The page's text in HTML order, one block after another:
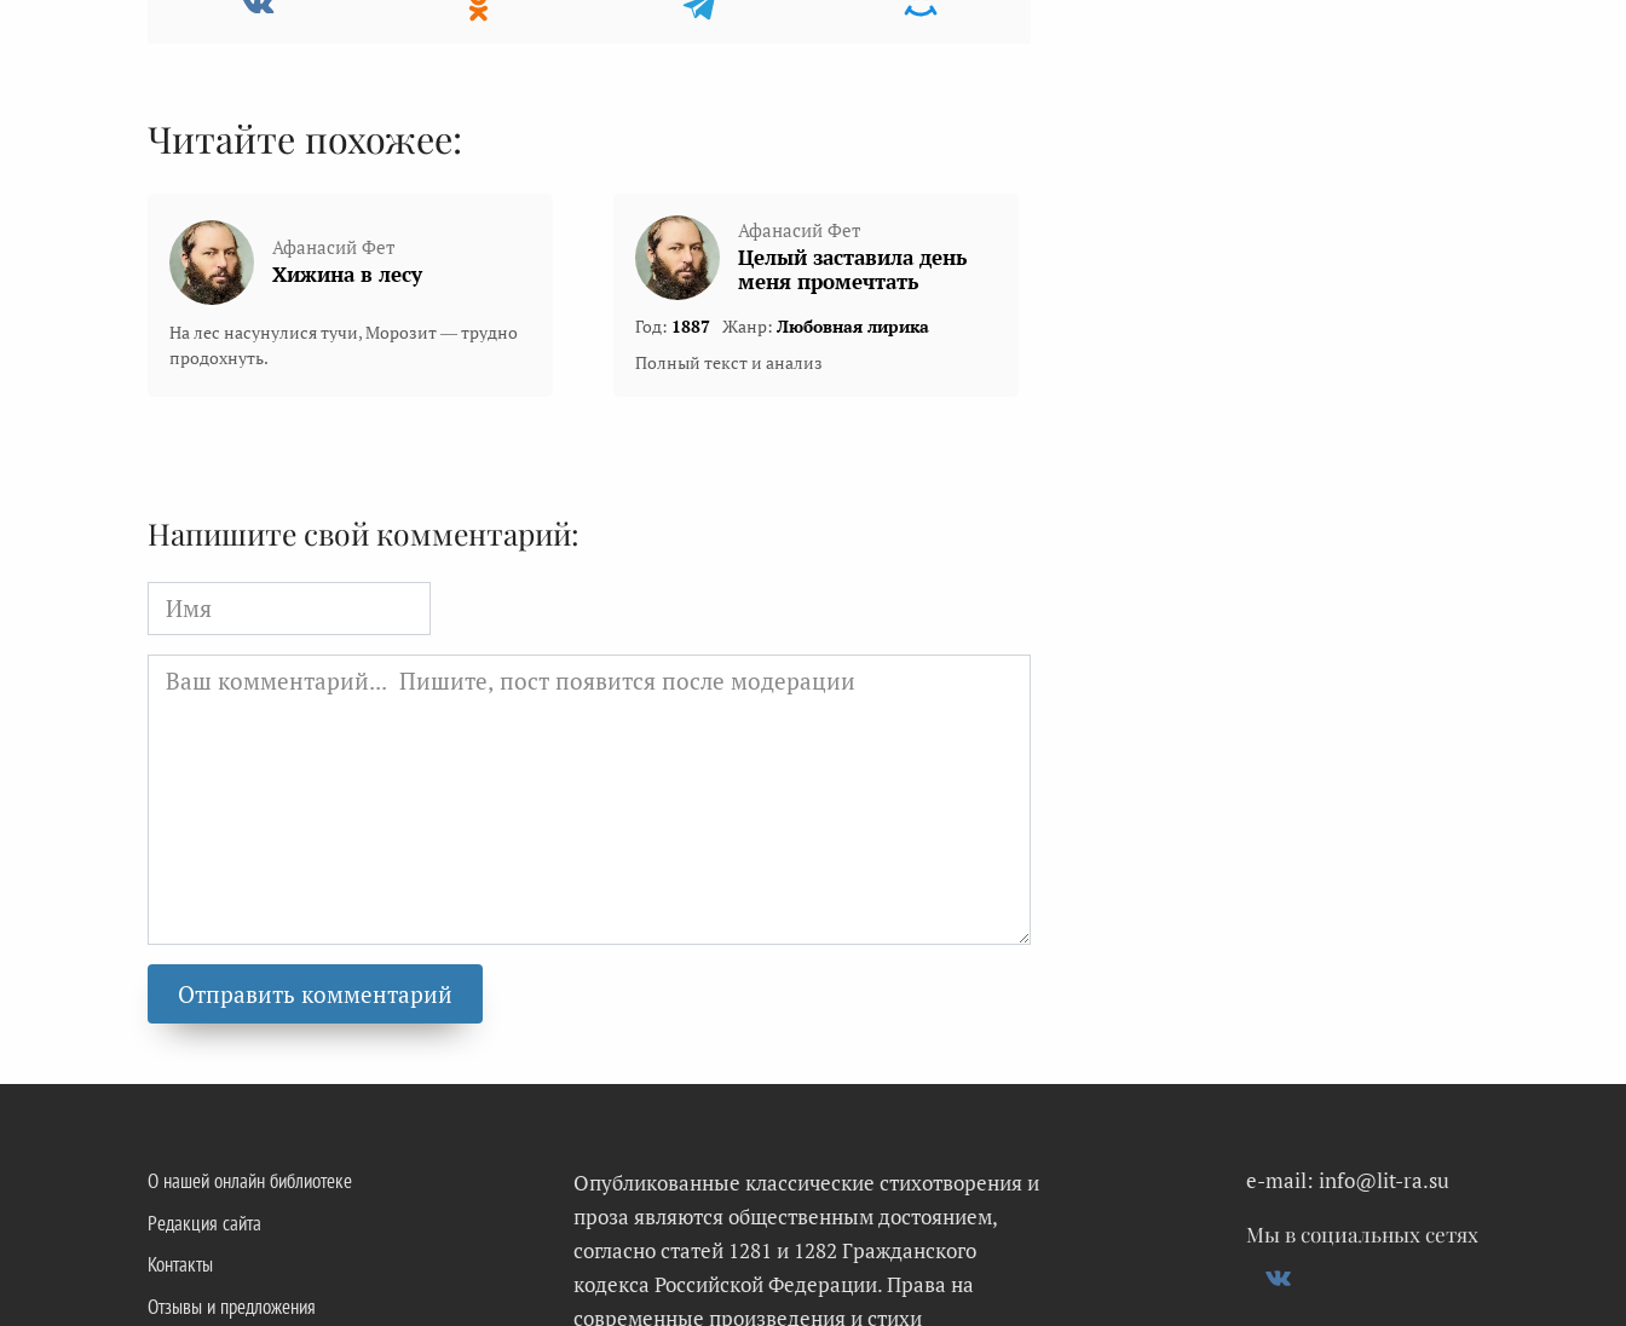
Читайте похожее:
Афанасий Фет
Хижина в лесу
На лес насунулися тучи, Морозит — трудно
продохнуть.
Афанасий Фет
Целый заставила день
меня промечтать
Год: 1887 Жанр: Любовная лирика
Полный текст и анализ
Напишите свой комментарий:
Имя
О нашей онлайн библиотеке
Редакция сайта
Контакты
Отзывы и предложения
Опубликованные классические стихотворения и
проза являются общественным достоянием,
согласно статей 1281 и 1282 Гражданского
кодекса Российской Федерации. Права на
современные произведения и стихи
e-mail: info@lit-ra.su
Мы в социальных сетях